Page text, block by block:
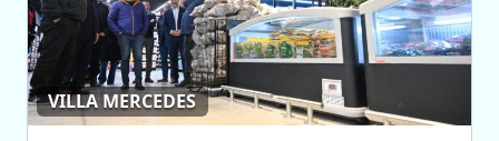
VILLA MERCEDES